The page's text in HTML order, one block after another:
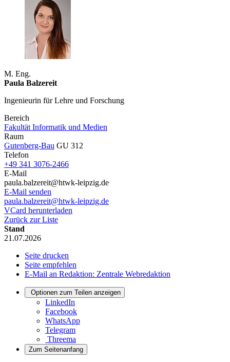
M. Eng.
Paula Balzereit
Ingenieurin für Lehre und Forschung
Bereich
Fakultät Informatik und Medien
Raum
Gutenberg-Bau GU 312
Telefon
+49 341 3076-2466
E-Mail
paula.balzereit@htwk-leipzig.de
E-Mail senden
paula.balzereit@htwk-leipzig.de
VCard herunterladen
Zurück zur Liste
Stand
21.07.2026
Seite drucken
Seite empfehlen
E-Mail an Redaktion: Zentrale Webredaktion
Optionen zum Teilen anzeigen
LinkedIn
Facebook
WhatsApp
Telegram
Threema
Zum Seitenanfang